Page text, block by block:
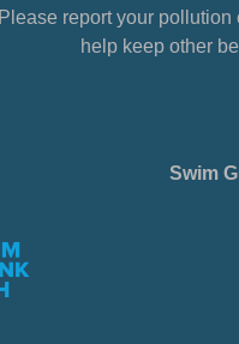
Please report your
help keep other
Swim